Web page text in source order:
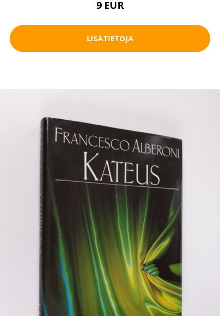
9 EUR
LISÄTIETOJA